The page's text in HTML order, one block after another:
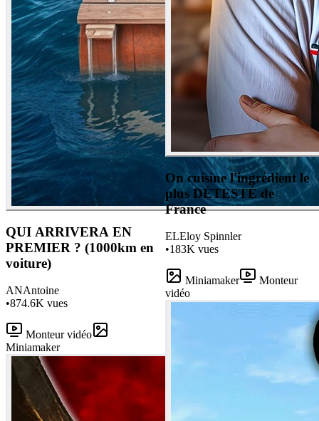
QUI ARRIVERA EN
PREMIER ? (1000km en
voiture)
ANAntoine
•874.6K vues
Monteur vidéo
Miniamaker
On cuisine l'ingrédient le
plus DÉTESTÉ de
France
ELEloy Spinnler
•183K vues
Miniamaker
Monteur
vidéo